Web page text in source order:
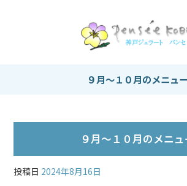
９月～１０月のメニュー
９月～１０月のメニュ
投稿日 2024年8月16日